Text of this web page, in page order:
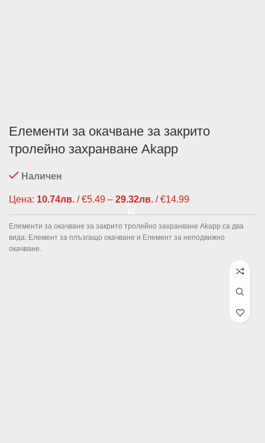
Елементи за окачване за закрито
тролейно захранване Akapp
Наличен
Цена: 10.74лв. / €5.49 – 29.32лв. / €14.99
€5.49 through
29.32лв. /
Елементи за окачване за закрито тролейно захранване Akapp са два
вида: Елемент за плъзгащо окачване и Елемент за неподвижно
окачване.